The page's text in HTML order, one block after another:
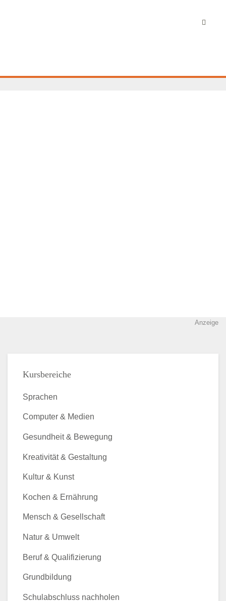
Anzeige
Kursbereiche
Sprachen
Computer & Medien
Gesundheit & Bewegung
Kreativität & Gestaltung
Kultur & Kunst
Kochen & Ernährung
Mensch & Gesellschaft
Natur & Umwelt
Beruf & Qualifizierung
Grundbildung
Schulabschluss nachholen